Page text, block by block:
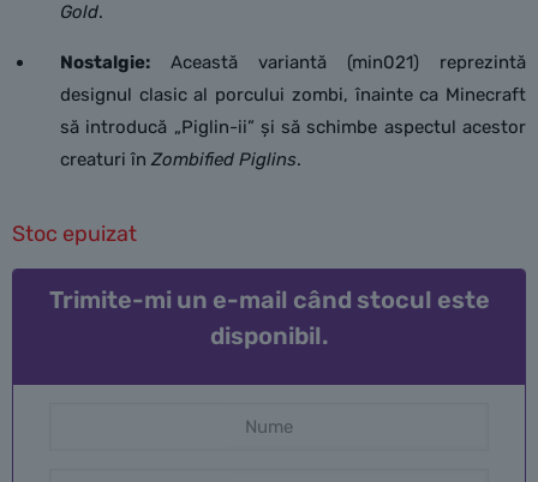
Gold.
Nostalgie: Această variantă (min021) reprezintă
designul clasic al porcului zombi, înainte ca Minecraft
să introducă „Piglin-ii” și să schimbe aspectul acestor
creaturi în Zombified Piglins.
Stoc epuizat
Trimite-mi un e-mail când stocul este
disponibil.